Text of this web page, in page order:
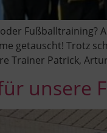
Fußballtraining?
getauscht! Trotz
Trainer Patrick,
unsere